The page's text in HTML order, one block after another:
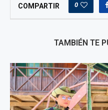
COMPARTIR 0
TAMBIÉN TE